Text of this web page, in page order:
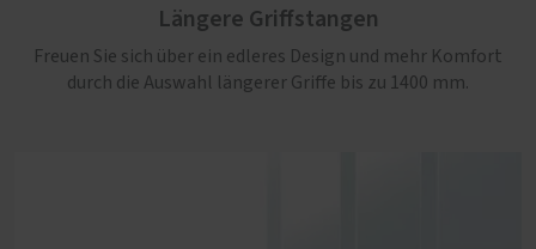
Längere Griffstangen
Freuen Sie sich über ein edleres Design und mehr Komfort
durch die Auswahl längerer Griffe bis zu 1400 mm.